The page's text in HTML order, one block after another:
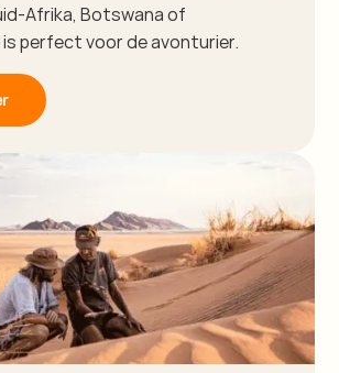
Afrika, Botswana of
is perfect voor de avonturier.